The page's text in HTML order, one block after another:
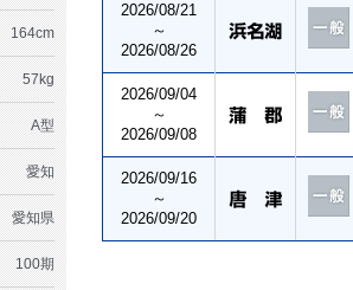
164cm
57kg
A型
愛知
愛知県
100期
2026/08/21
～
2026/08/26
2026/09/04
～
2026/09/08
2026/09/16
～
2026/09/20